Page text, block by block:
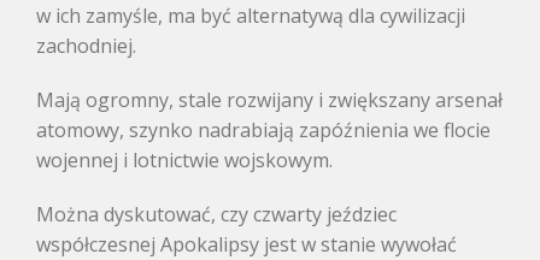
w ich zamyśle, ma być alternatywą dla cywilizacji
zachodniej.
Mają ogromny, stale rozwijany i zwiększany arsenał
atomowy, szynko nadrabiają zapóźnienia we flocie
wojennej i lotnictwie wojskowym.
Można dyskutować, czy czwarty jeździec
współczesnej Apokalipsy jest w stanie wywołać